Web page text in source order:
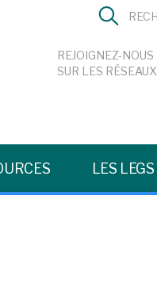
REJOIGNEZ-NOUS
SUR LES RÉSEAUX
LES LEGS